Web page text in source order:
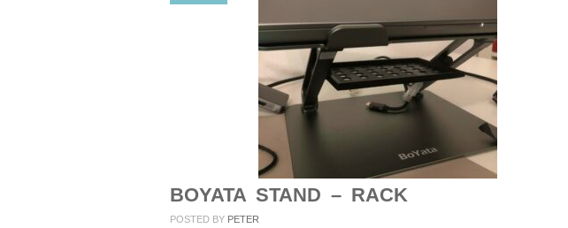
BOYATA STAND – RACK
POSTED BY PETER